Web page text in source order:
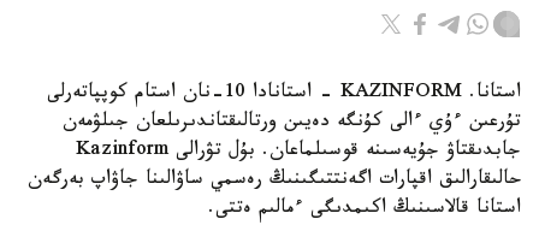
استانا. KAZINFORM - استانادا 10-نان استام كوپپاتەرلى
تۇرعىن ءۇي ءالى كۇنگە دەيىن ورتالىقتاندىرىلعان جىلۋمەن
جابدىقتاۋ جۇيەسىنە قوسىلماعان. بۇل تۋرالى Kazinform
حالىقارالىق اقپارات اگەنتتىگىنىڭ رەسمي ساۋالىنا جاۋاپ بەرگەن
استانا قالاسىنىڭ اكىمدىگى ءمالىم ەتتى.